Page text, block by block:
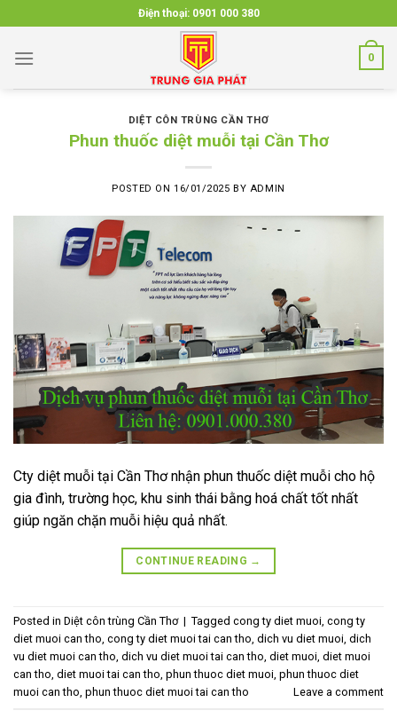
to
content
Điện thoại: 0901 000 380
0
DIỆT CÔN TRÙNG CẦN THƠ
Phun thuốc diệt muỗi tại Cần Thơ
POSTED ON 16/01/2025 BY ADMIN
Cty diệt muỗi tại Cần Thơ nhận phun thuốc diệt muỗi cho hộ
gia đình, trường học, khu sinh thái bằng hoá chất tốt nhất
giúp ngăn chặn muỗi hiệu quả nhất.
CONTINUE READING →
Posted in Diệt côn trùng Cần Thơ | Tagged cong ty diet muoi, cong ty
diet muoi can tho, cong ty diet muoi tai can tho, dich vu diet muoi, dich
vu diet muoi can tho, dich vu diet muoi tai can tho, diet muoi, diet muoi
can tho, diet muoi tai can tho, phun thuoc diet muoi, phun thuoc diet
muoi can tho, phun thuoc diet muoi tai can tho Leave a comment